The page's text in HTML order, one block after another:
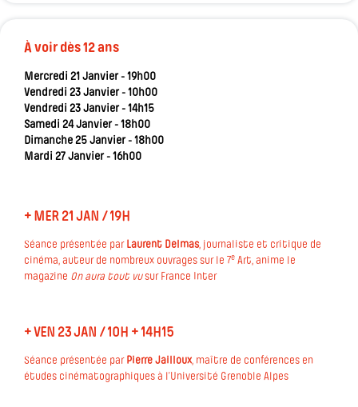
À voir dès 12 ans
Mercredi 21 Janvier - 19h00
Vendredi 23 Janvier - 10h00
Vendredi 23 Janvier - 14h15
Samedi 24 Janvier - 18h00
Dimanche 25 Janvier - 18h00
Mardi 27 Janvier - 16h00
+ MER 21 JAN / 19H
Séance présentée par Laurent Delmas, journaliste et critique de
cinéma, auteur de nombreux ouvrages sur le 7e Art, anime le
magazine On aura tout vusur France Inter
+ VEN 23 JAN / 10H + 14H15
Séance présentée par Pierre Jailloux, maître de conférences en
études cinématographiques à l’Université Grenoble Alpes